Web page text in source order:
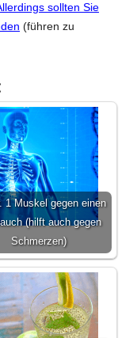
sollten Sie
(führen zu
1 Muskel gegen einen
(hilft auch gegen
Schmerzen)